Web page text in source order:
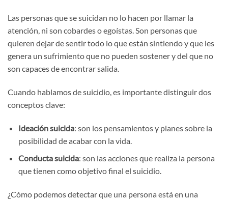
Las personas que se suicidan no lo hacen por llamar la
atención, ni son cobardes o egoístas. Son personas que
quieren dejar de sentir todo lo que están sintiendo y que les
genera un sufrimiento que no pueden sostener y del que no
son capaces de encontrar salida.
Cuando hablamos de suicidio, es importante distinguir dos
conceptos clave:
Ideación suicida: son los pensamientos y planes sobre la
posibilidad de acabar con la vida.
Conducta suicida: son las acciones que realiza la persona
que tienen como objetivo final el suicidio.
¿Cómo podemos detectar que una persona está en una